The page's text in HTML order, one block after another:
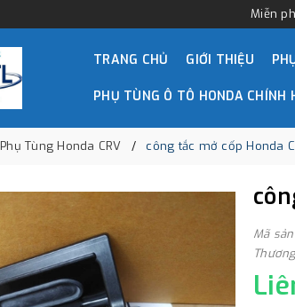
Miễn
TRANG CHỦ GIỚI THIỆU
PHỤ TÙNG Ô TÔ HONDA CHÍNH
Phụ Tùng Honda CRV công tắc mở cốp Honda
Mã